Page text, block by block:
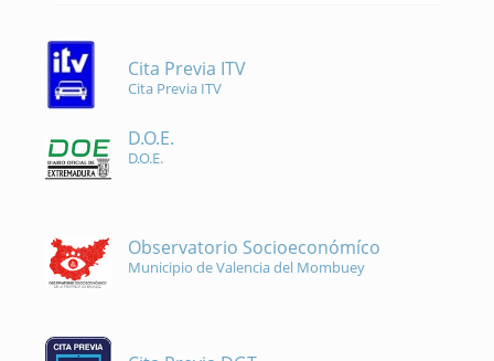
Cita Previa ITV
Cita Previa ITV
D.O.E.
D.O.E.
Observatorio Socioeconómíco
Municipio de Valencia del Mombuey